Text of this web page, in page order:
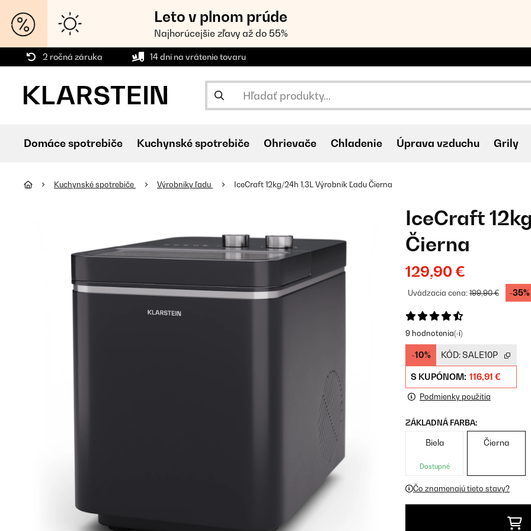
Leto v plnom prúde
Najhorúcejšie zľavy až do 55%
2 ročná záruka 14 dní na vrátenie tovaru
Domáce spotrebiče Kuchynské spotrebiče Ohrievače Chladenie Úprava vzduchu Grily
Kuchynské spotrebiče Výrobníky ľadu IceCraft 12kg/24h 1,3L Výrobník Ľadu Čierna
IceCraft
Čierna
129,90 €
Uvádzacia cena:199,90 € -35%
9 hodnotenia(-í)
-10% KÓD:SALE10P
S KUPÓNOM: 116,91 €
Podmienky použitia
ZÁKLADNÁ FARBA:
Biela
Dostupné
Čierna
Čo znamenajú tieto stavy?